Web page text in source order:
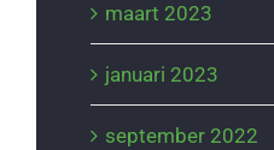
maart 2023
januari 2023
september 2022